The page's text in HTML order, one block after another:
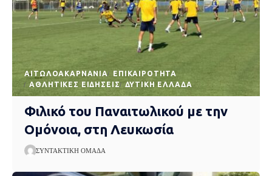
AΙΤΩΛΟΑΚΑΡΝΑΝΊΑ
EΠΙΚΑΙΡΌΤΗΤΑ
ΑΘΛΗΤΙΚΈΣ ΕΙΔΉΣΕΙΣ
ΔΥΤΙΚΉ ΕΛΛΆΔΑ
Φιλικό του Παναιτωλικού με την
Ομόνοια, στη Λευκωσία
ΣΥΝΤΑΚΤΙΚΉ ΟΜΆΔΑ